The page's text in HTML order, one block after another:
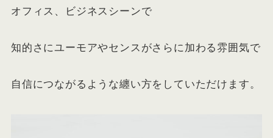
オフィス、ビジネスシーンで
知的さにユーモアやセンスがさらに加わる雰囲気で
自信につながるような纏い方をしていただけます。